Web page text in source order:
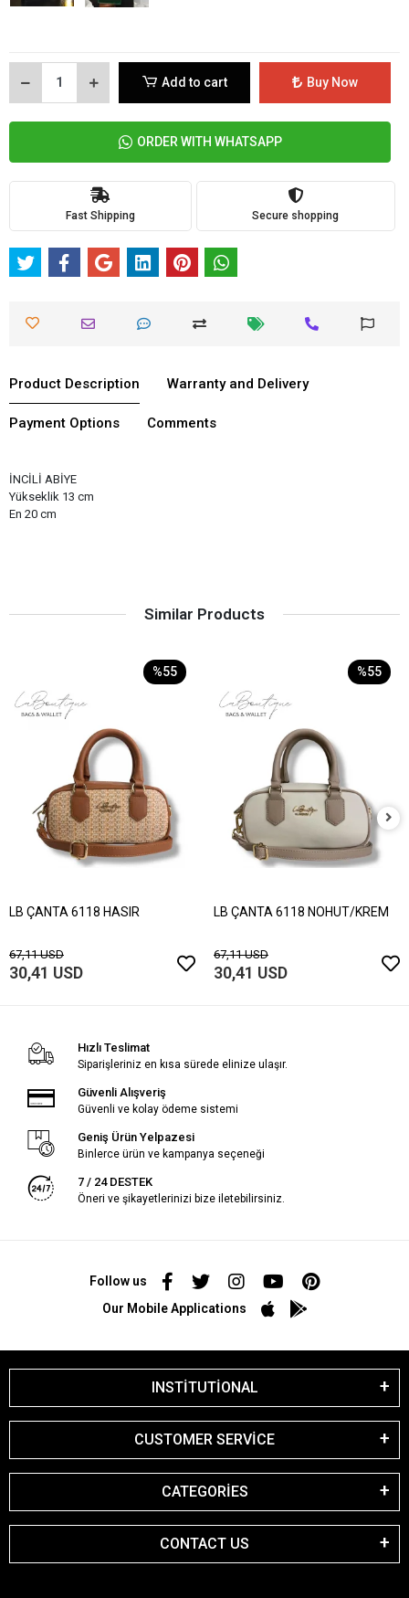
Add to cart Buy Now
ORDER WITH WHATSAPP
Fast Shipping Secure shopping
Product Description Warranty and Delivery
Payment Options Comments
İNCİLİ ABİYE
Yükseklik 13 cm
En 20 cm
Similar Products
%55
LB ÇANTA 6118 HASIR
67,11 USD
30,41 USD
%55
LB ÇANTA 6118 NOHUT/KREM
67,11 USD
30,41 USD
Hızlı Teslimat
Siparişleriniz en kısa sürede elinize ulaşır.
Güvenli Alışveriş
Güvenli ve kolay ödeme sistemi
Geniş Ürün Yelpazesi
Binlerce ürün ve kampanya seçeneği
7 / 24 DESTEK
Öneri ve şikayetlerinizi bize iletebilirsiniz.
Follow us
Our Mobile Applications
INSTİTUTİONAL
CUSTOMER SERVİCE
CATEGORİES
CONTACT US